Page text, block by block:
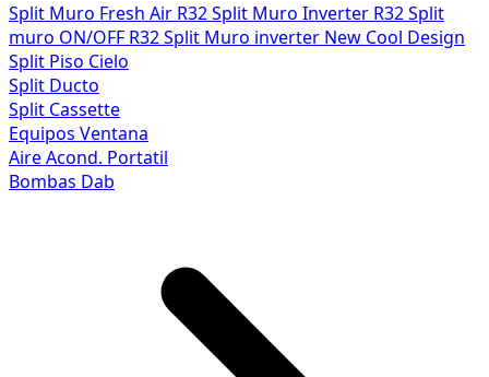
Split Muro Fresh Air R32Split Muro Inverter R32Split
muro ON/OFF R32Split Muro inverter New Cool Design
Split Piso Cielo
Split Ducto
Split Cassette
Equipos Ventana
Aire Acond. Portatil
Bombas Dab